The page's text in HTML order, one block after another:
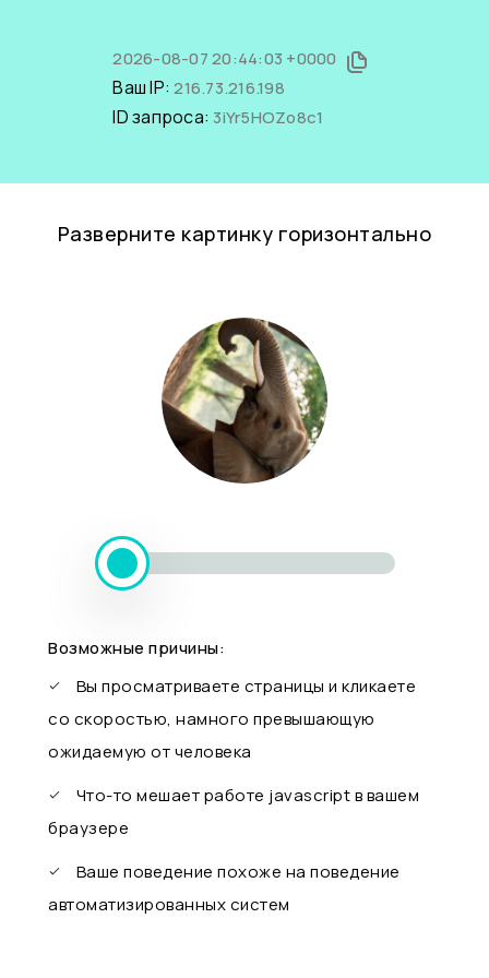
2026-08-07 20:44:03 +0000
Ваш IP:216.73.216.198
ID запроса: 3iYr5HOZo8c1
Разверните картинку горизонтально
Возможные причины:
Вы просматриваете страницы и кликаете
со скоростью, намного превышающую
ожидаемую от человека
Что-то мешает работе javascript в вашем
браузере
Ваше поведение похоже на поведение
автоматизированных систем